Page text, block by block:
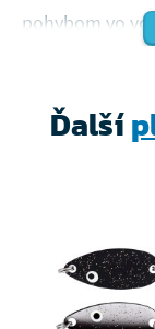
pohybom vo
vám s ním
Ideálne
Ručne
Ďalší